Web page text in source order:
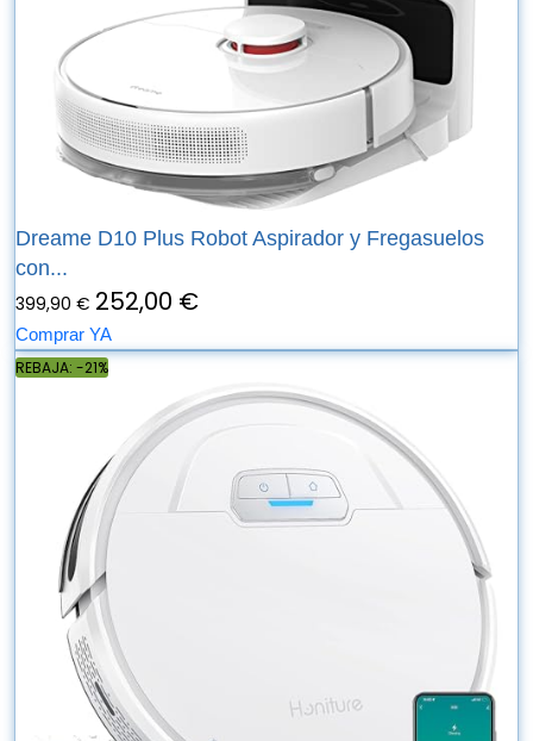
Dreame D10 Plus Robot Aspirador y Fregasuelos
con...
399,90 € 252,00 €
Comprar YA
REBAJA: -21%